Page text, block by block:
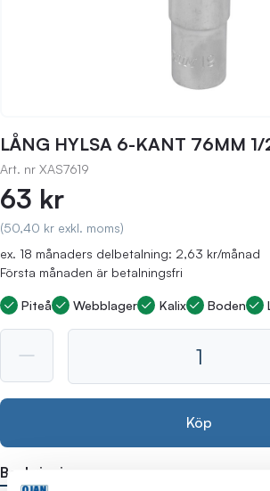
LÅNG HYLSA 6-KANT 76MM
Art. nr XAS7619
63 kr
(50,40 kr exkl. moms)
ex. 18 månaders delbetalning: 2,63 kr/månad
Första månaden är betalningsfri
Piteå Webblager Kalix Boden
Köp
Beskrivning